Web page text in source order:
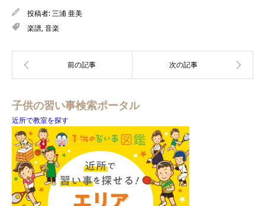
投稿者:三浦 亜美
楽譜,音楽
子供の習い事検索ポータル
近所で教室を探す